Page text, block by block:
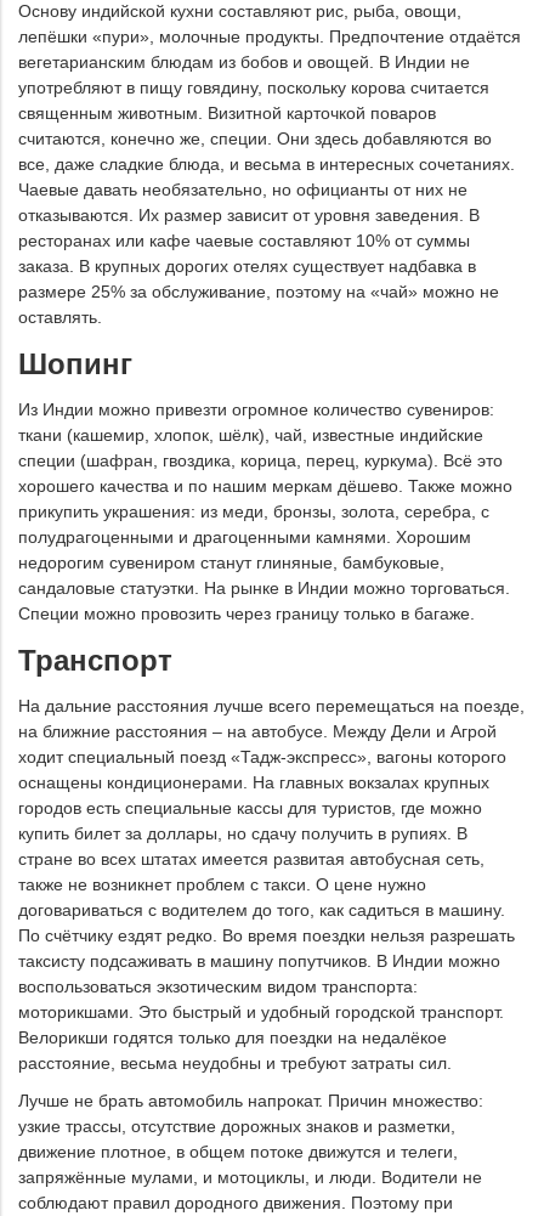
Основу индийской кухни составляют рис, рыба, овощи,
лепёшки «пури», молочные продукты. Предпочтение отдаётся
вегетарианским блюдам из бобов и овощей. В Индии не
употребляют в пищу говядину, поскольку корова считается
священным животным. Визитной карточкой поваров
считаются, конечно же, специи. Они здесь добавляются во
все, даже сладкие блюда, и весьма в интересных сочетаниях.
Чаевые давать необязательно, но официанты от них не
отказываются. Их размер зависит от уровня заведения. В
ресторанах или кафе чаевые составляют 10% от суммы
заказа. В крупных дорогих отелях существует надбавка в
размере 25% за обслуживание, поэтому на «чай» можно не
оставлять.
Шопинг
Из Индии можно привезти огромное количество сувениров:
ткани (кашемир, хлопок, шёлк), чай, известные индийские
специи (шафран, гвоздика, корица, перец, куркума). Всё это
хорошего качества и по нашим меркам дёшево. Также можно
прикупить украшения: из меди, бронзы, золота, серебра, с
полудрагоценными и драгоценными камнями. Хорошим
недорогим сувениром станут глиняные, бамбуковые,
сандаловые статуэтки. На рынке в Индии можно торговаться.
Специи можно провозить через границу только в багаже.
Транспорт
На дальние расстояния лучше всего перемещаться на поезде,
на ближние расстояния – на автобусе. Между Дели и Агрой
ходит специальный поезд «Тадж-экспресс», вагоны которого
оснащены кондиционерами. На главных вокзалах крупных
городов есть специальные кассы для туристов, где можно
купить билет за доллары, но сдачу получить в рупиях. В
стране во всех штатах имеется развитая автобусная сеть,
также не возникнет проблем с такси. О цене нужно
договариваться с водителем до того, как садиться в машину.
По счётчику ездят редко. Во время поездки нельзя разрешать
таксисту подсаживать в машину попутчиков. В Индии можно
воспользоваться экзотическим видом транспорта:
моторикшами. Это быстрый и удобный городской транспорт.
Велорикши годятся только для поездки на недалёкое
расстояние, весьма неудобны и требуют затраты сил.
Лучше не брать автомобиль напрокат. Причин множество:
узкие трассы, отсутствие дорожных знаков и разметки,
движение плотное, в общем потоке движутся и телеги,
запряжённые мулами, и мотоциклы, и люди. Водители не
соблюдают правил дородного движения. Поэтому при